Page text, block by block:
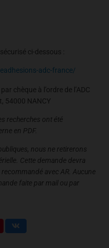
ci-dessous :
adc-france/
chèque à l’ordre de l’ADC
54000 NANCY
recherches ont été
en PDF.
nous ne retirerons
Cette demande devra
avec AR. Aucune
faite par mail ou par